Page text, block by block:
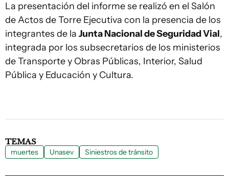
La presentación del informe se realizó en el Salón
de Actos de Torre Ejecutiva con la presencia de los
integrantes de la Junta Nacional de Seguridad Vial,
integrada por los subsecretarios de los ministerios
de Transporte y Obras Públicas, Interior, Salud
Pública y Educación y Cultura.
TEMAS
muertes Unasev Siniestros de tránsito